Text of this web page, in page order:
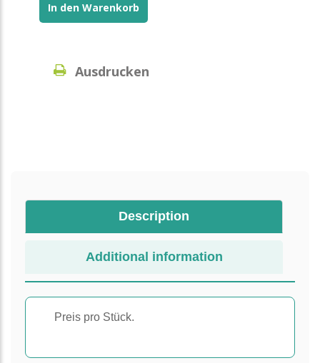
In den Warenkorb
Ausdrucken
Description
Additional information
Preis pro Stück.